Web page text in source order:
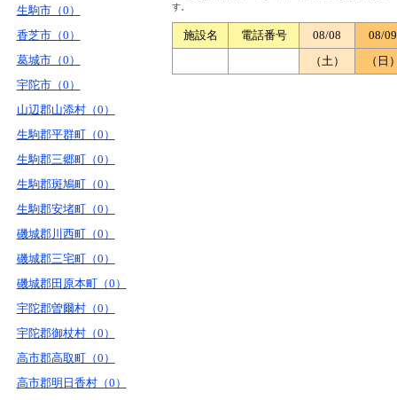
生駒市（0）
香芝市（0）
葛城市（0）
宇陀市（0）
山辺郡山添村（0）
生駒郡平群町（0）
生駒郡三郷町（0）
生駒郡斑鳩町（0）
生駒郡安堵町（0）
磯城郡川西町（0）
磯城郡三宅町（0）
磯城郡田原本町（0）
宇陀郡曽爾村（0）
宇陀郡御杖村（0）
高市郡高取町（0）
高市郡明日香村（0）
す。
施設名 電話番号 08/08
08/09
（土）
（日